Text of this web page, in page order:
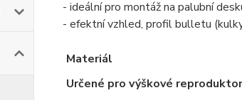
- ideální pro montáž na palubní
- efektní vzhled, profil bulletu
Materiál
Určené pro výškové